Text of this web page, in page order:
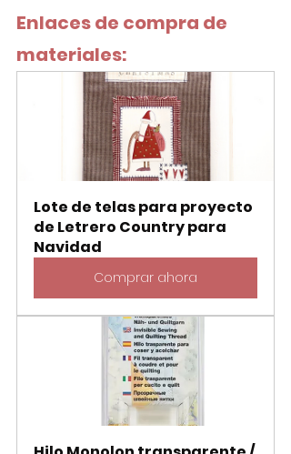
Enlaces de compra de
materiales:
Lote de telas para proyecto
de Letrero Country para
Navidad
Comprar ahora